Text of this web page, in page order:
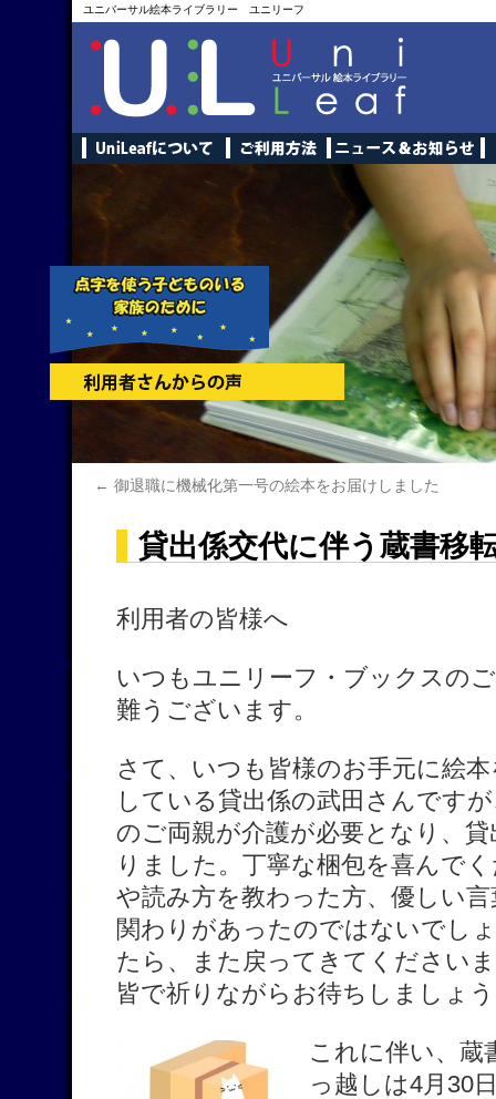
ユニバーサル絵本ライブラリー ユニリーフ
← 御退職に機械化第一号の絵本をお届けしました
貸出係交代に伴う蔵書移
利用者の皆様へ
いつもユニリーフ・ブックスの
難うございます。
さて、いつも皆様のお手元に絵
している貸出係の武田さんです
のご両親が介護が必要となり、
りました。丁寧な梱包を喜んで
や読み方を教わった方、優しい
関わりがあったのではないでし
たら、また戻ってきてください
皆で祈りながらお待ちしましょ
これに伴い、蔵
っ越しは4月30